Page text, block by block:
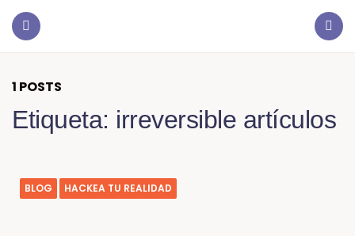
1 POSTS
Etiqueta: irreversible artículos
BLOG HACKEA TU REALIDAD